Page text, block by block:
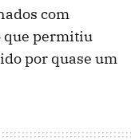
com
que permitiu
por quase um